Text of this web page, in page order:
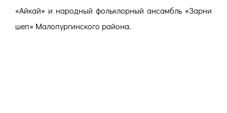
«Айкай» и народный фольклорный ансамбль «Зарни
шеп» Малопургинского района.